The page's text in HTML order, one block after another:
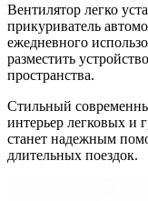
Вентилятор легко
прикуриватель
ежедневного
разместить
пространства.
Стильный
интерьер легковых и
станет надежным
длительных поездок.